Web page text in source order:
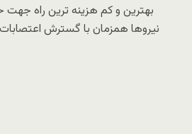
نیروها همزمان با گسترش